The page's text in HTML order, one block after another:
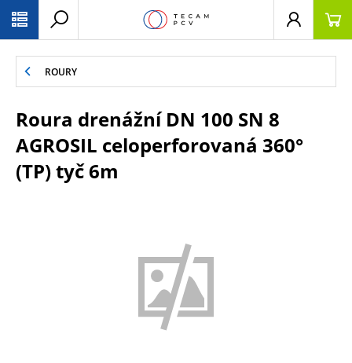
ROURY
Roura drenážní DN 100 SN 8
AGROSIL celoperforovaná 360°
(TP) tyč 6m